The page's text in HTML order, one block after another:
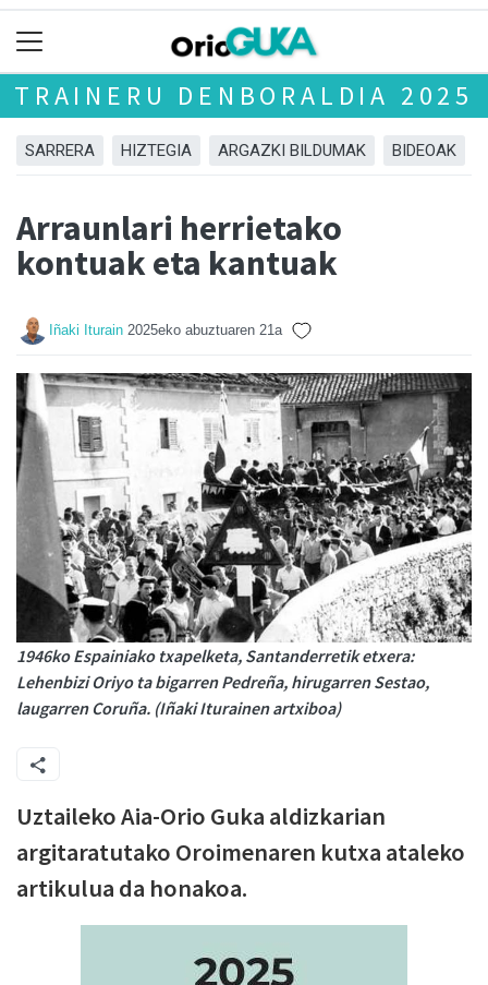
TRAINERU DENBORALDIA 2025
SARRERA HIZTEGIA ARGAZKI BILDUMAK BIDEOAK
Arraunlari herrietako
kontuak eta kantuak
Iñaki Iturain 2025eko abuztuaren 21a
1946ko Espainiako txapelketa, Santanderretik etxera:
Lehenbizi Oriyo ta bigarren Pedreña, hirugarren Sestao,
laugarren Coruña. (Iñaki Iturainen artxiboa)
Uztaileko Aia-Orio Guka aldizkarian
argitaratutako Oroimenaren kutxa ataleko
artikulua da honakoa.